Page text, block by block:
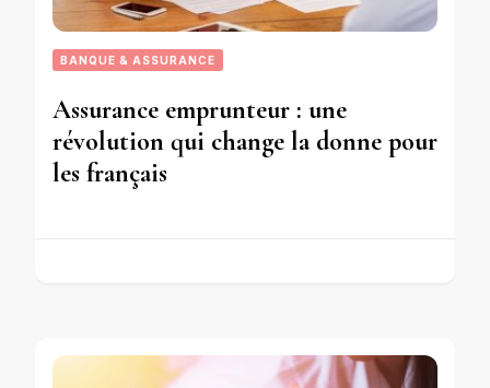
BANQUE & ASSURANCE
Assurance emprunteur : une
révolution qui change la donne pour
les français